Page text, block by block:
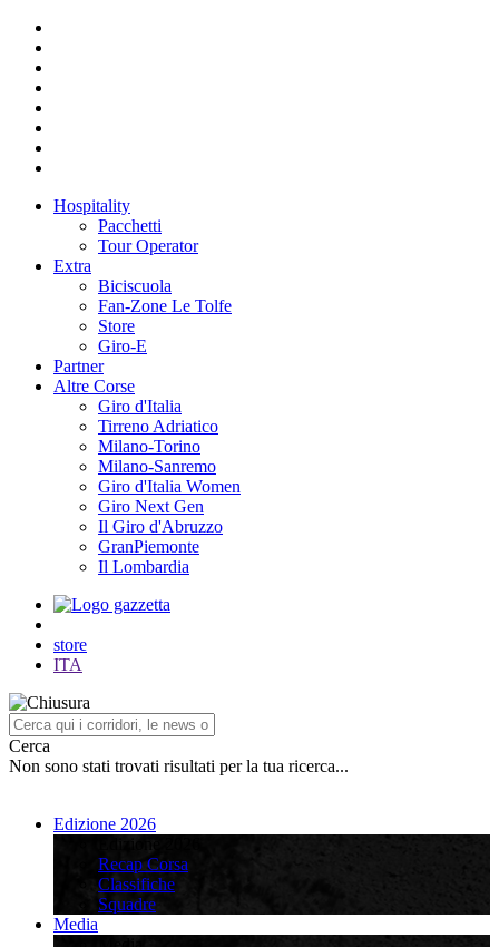
Hospitality
Pacchetti
Tour Operator
Extra
Biciscuola
Fan-Zone Le Tolfe
Store
Giro-E
Partner
Altre Corse
Giro d'Italia
Tirreno Adriatico
Milano-Torino
Milano-Sanremo
Giro d'Italia Women
Giro Next Gen
Il Giro d'Abruzzo
GranPiemonte
Il Lombardia
store
ITA
Cerca
Non sono stati trovati risultati per la tua ricerca...
Edizione 2026
Recap Corsa
Classifiche
Squadre
Media